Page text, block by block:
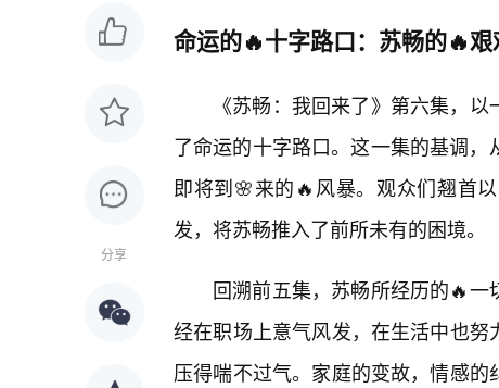
分享
命运的🔥十字路口：苏畅的🔥
《苏畅：我回来了》第六集，
了命运的十字路口。这一集的基调
即将到🌸来的🔥风暴。观众们翘首
发，将苏畅推入了前所未有的困境。
回溯前五集，苏畅所经历的🔥
经在职场上意气风发，在生活中也
压得喘不过气。家庭的变故，情感